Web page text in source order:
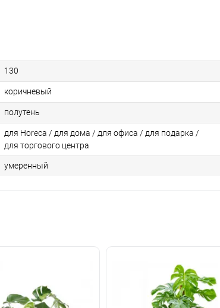
130
коричневый
полутень
для Horeca / для дома / для офиса / для подарка /
для торгового центра
умеренный